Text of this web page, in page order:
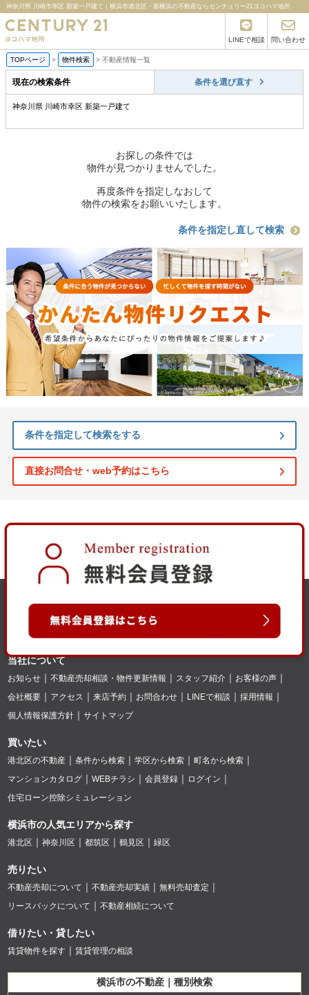
神奈川県 川崎市幸区 新築一戸建て｜横浜市港北区・新横浜の不動産ならセンチュリー21ヨコハマ地所
LINEで相談 問い合わせ
TOPページ > 物件検索 > 不動産情報一覧
現在の検索条件 条件を選び直す
神奈川県 川崎市幸区 新築一戸建て
お探しの条件では
物件が見つかりませんでした。
再度条件を指定しなおして
物件の検索をお願いいたします。
条件を指定し直して検索
条件を指定して検索をする
直接お問合せ・web予約はこちら
当社について
お知らせ 不動産売却相談・物件更新情報 スタッフ紹介
お客様の声
会社概要
アクセス 来店予約 お問合わせ LINEで相談
採用情報
個人情報保護方針
サイトマップ
買いたい
港北区の不動産 条件から検索 学区から検索
町名から検索
マンションカタログ
WEBチラシ 会員登録
ログイン
住宅ローン控除シミュレーション
横浜市の人気エリアから探す
港北区 神奈川区 都筑区 鶴見区 緑区
売りたい
不動産売却について 不動産売却実績
無料売却査定
リースバックについて
不動産相続について
借りたい・貸したい
賃貸物件を探す 賃貸管理の相談
横浜市の不動産｜種別検索